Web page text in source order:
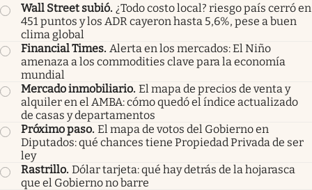
Wall Street subió. ¿Todo costo local? riesgo país cerró en
451 puntos y los ADR cayeron hasta 5,6%, pese a buen
clima global
Financial Times. Alerta en los mercados: El Niño
amenaza a los commodities clave para la economía
mundial
Mercado inmobiliario. El mapa de precios de venta y
alquiler en el AMBA: cómo quedó el índice actualizado
de casas y departamentos
Próximo paso. El mapa de votos del Gobierno en
Diputados: qué chances tiene Propiedad Privada de ser
ley
Rastrillo. Dólar tarjeta: qué hay detrás de la hojarasca
que el Gobierno no barre